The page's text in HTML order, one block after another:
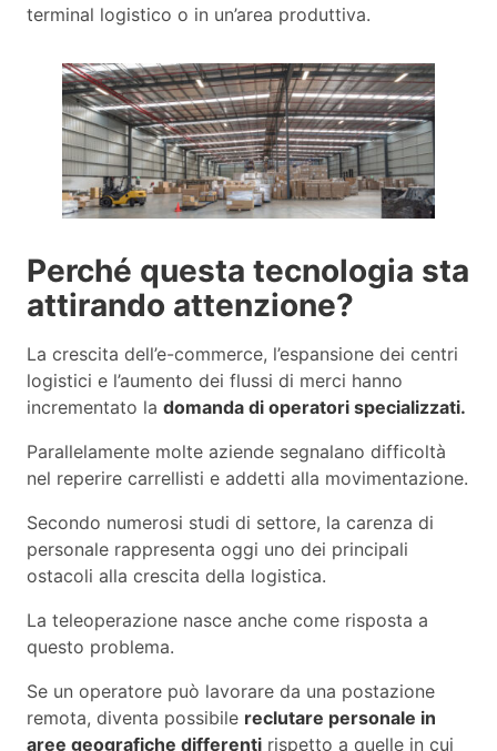
terminal logistico o in un’area produttiva.
Perché questa tecnologia sta
attirando attenzione?
La crescita dell’e-commerce, l’espansione dei centri
logistici e l’aumento dei flussi di merci hanno
incrementato la domanda di operatori specializzati.
Parallelamente molte aziende segnalano difficoltà
nel reperire carrellisti e addetti alla movimentazione.
Secondo numerosi studi di settore, la carenza di
personale rappresenta oggi uno dei principali
ostacoli alla crescita della logistica.
La teleoperazione nasce anche come risposta a
questo problema.
Se un operatore può lavorare da una postazione
remota, diventa possibile reclutare personale in
aree geografiche differenti rispetto a quelle in cui